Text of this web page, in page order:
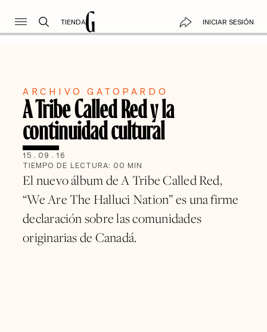
TIENDA INICIAR SESIÓN
ARCHIVO GATOPARDO
A Tribe Called Red y la
continuidad cultural
15 . 09 . 16
TIEMPO DE LECTURA: 00 MIN
El nuevo álbum de A Tribe Called Red,
“We Are The Halluci Nation” es una firme
declaración sobre las comunidades
originarias de Canadá.